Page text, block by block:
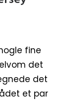
fine
det
det
et par